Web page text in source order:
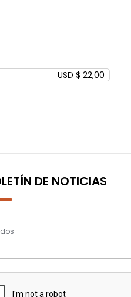
USD $ 22,00
DE NOTICIAS